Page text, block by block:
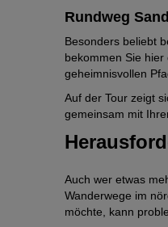
Wer seinen
Wildemann einen
los“.
Daneben ist der
zurückzulegen,
Wenn Sie am
für schönste
Rundweg
Besonders beliebt
bekommen Sie
geheimnisvollen
Auf der Tour zeigt
gemeinsam mit
Auch wer etwas
Wanderwege im
möchte, kann